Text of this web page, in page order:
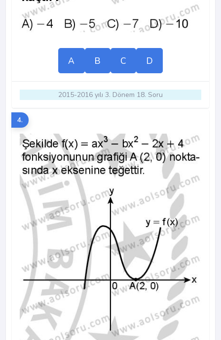
A B C D
2015-2016 yılı 3. Dönem 18. Soru
4.